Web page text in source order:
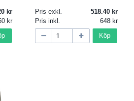
Pris exkl.
518.40
Pris inkl.
648
Köp